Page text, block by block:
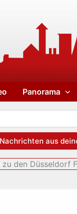
Panorama
Nachrichten aus
zu den Düsseldorf